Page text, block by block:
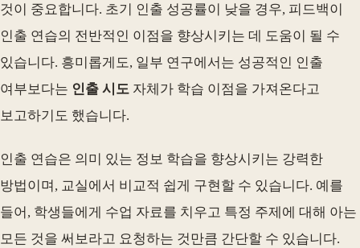
것이 중요합니다. 초기 인출 성공률이 낮을 경우, 피드백이
인출 연습의 전반적인 이점을 향상시키는 데 도움이 될 수
있습니다. 흥미롭게도, 일부 연구에서는 성공적인 인출
여부보다는 인출 시도 자체가 학습 이점을 가져온다고
보고하기도 했습니다.
인출 연습은 의미 있는 정보 학습을 향상시키는 강력한
방법이며, 교실에서 비교적 쉽게 구현할 수 있습니다. 예를
들어, 학생들에게 수업 자료를 치우고 특정 주제에 대해 아는
모든 것을 써보라고 요청하는 것만큼 간단할 수 있습니다.